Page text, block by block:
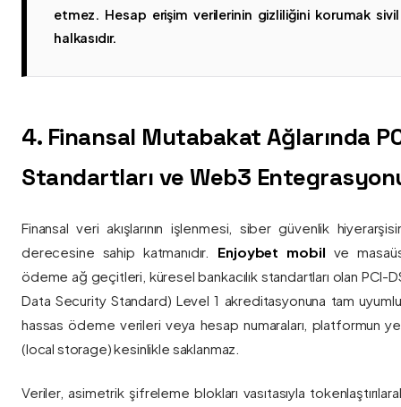
etmez. Hesap erişim verilerinin gizliliğini korumak
halkasıdır.
4. Finansal Mutabakat Ağlarında
Standartları ve Web3
Finansal veri akışlarının işlenmesi, siber güvenlik
derecesine sahip katmanıdır. Enjoybet mobil ve
ödeme ağ geçitleri, küresel bankacılık standartları olan PCI-
Data Security Standard) Level 1 akreditasyonuna tam
hassas ödeme verileri veya hesap numaraları, platformun
(local storage) kesinlikle saklanmaz.
Veriler, asimetrik şifreleme blokları vasıtasıyla